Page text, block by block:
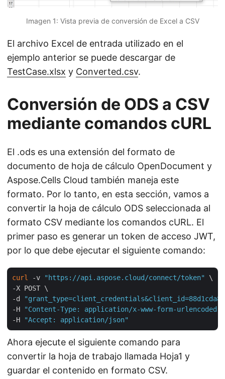
Imagen 1: Vista previa de conversión de Excel a CSV
El archivo Excel de entrada utilizado en el
ejemplo anterior se puede descargar de
TestCase.xlsx y Converted.csv.
Conversión de ODS a CSV
mediante comandos cURL
El .ods es una extensión del formato de
documento de hoja de cálculo OpenDocument y
Aspose.Cells Cloud también maneja este
formato. Por lo tanto, en esta sección, vamos a
convertir la hoja de cálculo ODS seleccionada al
formato CSV mediante los comandos cURL. El
primer paso es generar un token de acceso JWT,
por lo que debe ejecutar el siguiente comando:
curl -v "https://api.aspose.cloud/connect/token"
\
-X POST \
-d
"grant_type=client_credentials&client_id=88d1cda8-
-H
"Content-Type: application/x-www-form-urlencoded"
-H
"Accept: application/json"
Ahora ejecute el siguiente comando para
convertir la hoja de trabajo llamada Hoja1 y
guardar el contenido en formato CSV.